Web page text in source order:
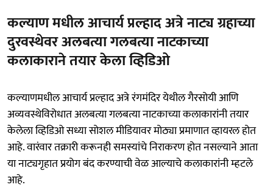
कल्याण मधील आचार्य प्रल्हाद अत्रे नाट्य ग्रहाच्या
दुरवस्थेवर अलबत्या गलबत्या नाटकाच्या
कलाकाराने तयार केला व्हिडिओ
कल्याणमधील आचार्य प्रल्हाद अत्रे रंगमंदिर येथील गैरसोयी आणि
अव्यवस्थेविरोधात अलबत्या गलबत्या नाटकाच्या कलाकारांनी तयार
केलेला व्हिडिओ सध्या सोशल मीडियावर मोठ्या प्रमाणात व्हायरल होत
आहे. वारंवार तक्रारी करूनही समस्यांचे निराकरण होत नसल्याने आता
या नाट्यगृहात प्रयोग बंद करण्याची वेळ आल्याचे कलाकारांनी म्हटले
आहे.